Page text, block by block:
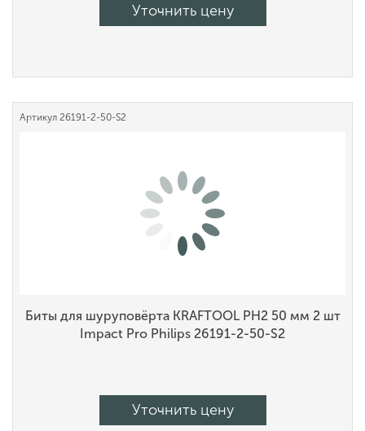
Уточнить цену
Артикул 26191-2-50-S2
Биты для шуруповёрта KRAFTOOL PH2 50 мм 2 шт
Impact Pro Philips 26191-2-50-S2
Уточнить цену